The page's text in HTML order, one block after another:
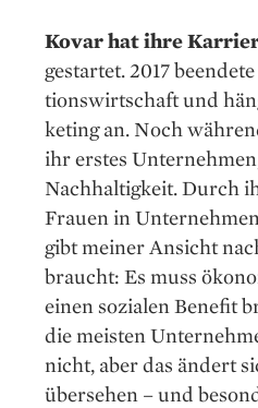
Kovar hat ihre
gestartet. 2017
tionswirtschaft und
keting an. Noch
ihr erstes
Nachhaltigkeit. Durch
Frauen in
gibt meiner Ansicht
braucht: Es muss
einen sozialen Benefit
die meisten
nicht, aber das ändert
übersehen – und